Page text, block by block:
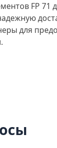
FP
для